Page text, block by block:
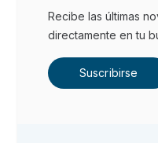
Recibe las últimas
directamente en tu
Suscribirse